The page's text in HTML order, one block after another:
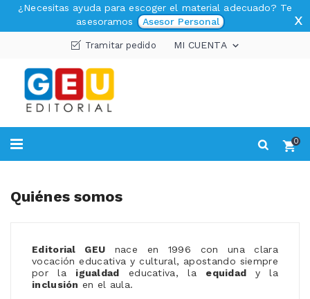
¿Necesitas ayuda para escoger el material adecuado? Te
asesoramos
Asesor Personal x
Tramitar pedido MI CUENTA 
0
Quiénes somos
Editorial GEU nace en 1996 con una clara
vocación educativa y cultural, apostando siempre
por la igualdad educativa, la equidad y la
inclusión en el aula.